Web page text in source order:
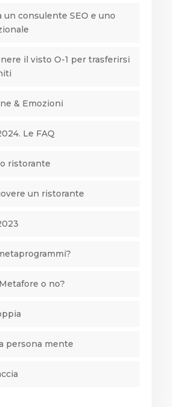
un consulente SEO e uno
il visto O-1 per trasferirsi
& Emozioni
Le FAQ
ristorante
un ristorante
o no?
persona mente